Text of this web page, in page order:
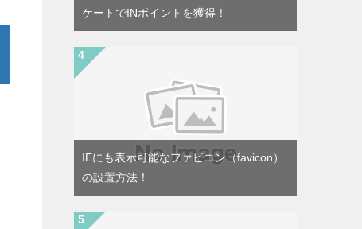
ケートでINポイントを獲得！
IEにも表示可能なファビコン（favicon）
の設置方法！